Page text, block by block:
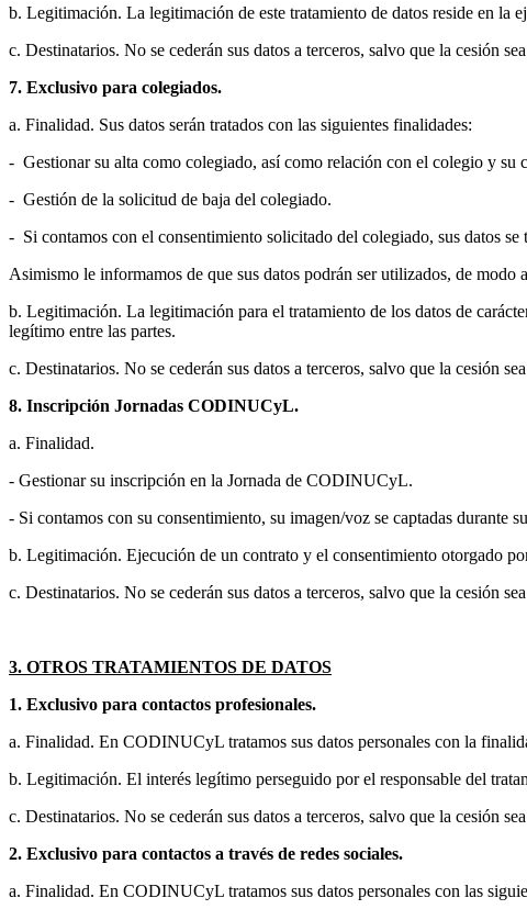
b. Legitimación. La legitimación de este tratamiento de datos reside en la
c. Destinatarios. No se cederán sus datos a terceros, salvo que la cesión
7. Exclusivo para colegiados.
a. Finalidad. Sus datos serán tratados con las siguientes finalidades:
- Gestionar su alta como colegiado, así como relación con el colegio y su
- Gestión de la solicitud de baja del colegiado.
- Si contamos con el consentimiento solicitado del colegiado, sus datos
Asimismo le informamos de que sus datos podrán ser utilizados, de
b. Legitimación. La legitimación para el tratamiento de los datos de
legítimo entre las partes.
c. Destinatarios. No se cederán sus datos a terceros, salvo que la cesión
8. Inscripción Jornadas CODINUCyL.
a. Finalidad.
- Gestionar su inscripción en la Jornada de CODINUCyL.
- Si contamos con su consentimiento, su imagen/voz se captadas
b. Legitimación. Ejecución de un contrato y el consentimiento otorgado
c. Destinatarios. No se cederán sus datos a terceros, salvo que la cesión
3. OTROS TRATAMIENTOS DE DATOS
1. Exclusivo para contactos profesionales.
a. Finalidad. En CODINUCyL tratamos sus datos personales con la
b. Legitimación. El interés legítimo perseguido por el responsable del
c. Destinatarios. No se cederán sus datos a terceros, salvo que la cesión
2. Exclusivo para contactos a través de redes sociales.
a. Finalidad. En CODINUCyL tratamos sus datos personales con las